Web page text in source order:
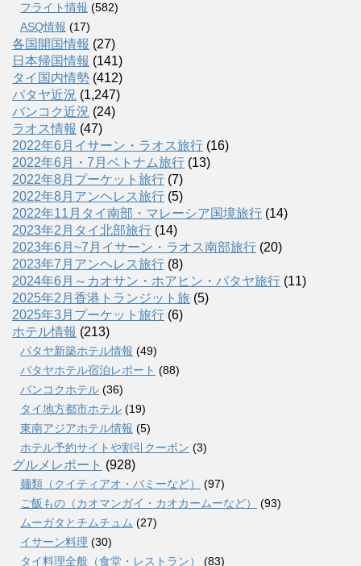
フライト情報 (582)
ASQ情報 (17)
各国開国情報 (27)
日本帰国情報 (141)
タイ国内情勢 (412)
パタヤ近況 (1,247)
バンコク近況 (24)
ラオス情報 (47)
2022年6月イサーン・ラオス旅行 (16)
2022年6月・7月ベトナム旅行 (13)
2022年8月プーケット旅行 (7)
2022年8月アンヘレス旅行 (5)
2022年11月タイ南部・マレーシア国境旅行 (14)
2023年2月タイ北部旅行 (14)
2023年6月~7月イサーン・ラオス南部旅行 (20)
2023年7月アンヘレス旅行 (8)
2024年6月～カオサン・ホアヒン・パタヤ旅行 (11)
2025年2月香港トランジット旅 (5)
2025年3月プーケット旅行 (6)
ホテル情報 (213)
パタヤ新築ホテル情報 (49)
パタヤホテル宿泊レポート (88)
バンコクホテル (36)
タイ地方都市ホテル (19)
東南アジアホテル情報 (5)
ホテル予約サイトや割引クーポン (3)
グルメレポート (928)
麺類（クイティアオ・バミーなど）
(97)
ご飯もの（カオマンガイ・カオカームーなど）
(93)
ムーガタとチムチュム (27)
イサーン料理 (30)
タイ料理全般（食堂・レストラン）
(83)